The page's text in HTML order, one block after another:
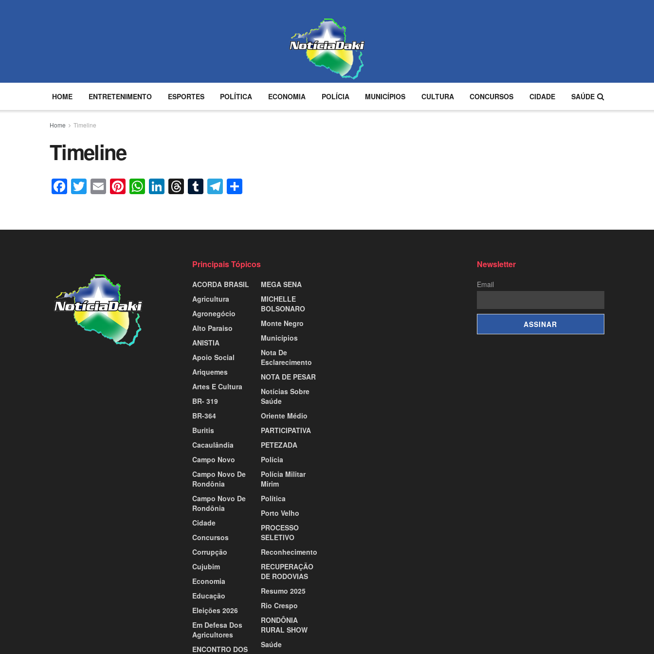
HOME ENTRETENIMENTO ESPORTES POLÍTICA ECONOMIA POLÍCIA MUNICÍPIOS CULTURA CONCURSOS CIDADE SAÚDE
Home Timeline
Timeline
Facebook
Twitter
EmailPinterest
WhatsApp
LinkedIn
Threads
TumblrTelegram
Principais Tópicos
ACORDA BRASIL
Agricultura
Agronegócio
Alto Paraiso
ANISTIA
Apoio Social
Ariquemes
Artes E Cultura
BR- 319
BR-364
Buritis
Cacaulândia
Campo Novo
Campo Novo De
Rondônia
Campo Novo De
Rondônia
Cidade
Concursos
Corrupção
Cujubim
Economia
Educação
Eleições 2026
Em Defesa Dos
Agricultores
ENCONTRO DOS
MEGA SENA
MICHELLE
BOLSONARO
Monte Negro
Municípios
Nota De
Esclarecimento
NOTA DE PESAR
Notícias Sobre
Saúde
Oriente Médio
PARTICIPATIVA
PETEZADA
Polícia
Polícia Militar
Mirim
Política
Porto Velho
PROCESSO
SELETIVO
Reconhecimento
RECUPERAÇÃO
DE RODOVIAS
Resumo 2025
Rio Crespo
RONDÔNIA
RURAL SHOW
Saúde
Newsletter
Email